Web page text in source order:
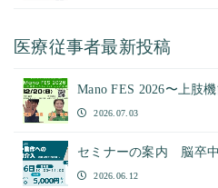
医療従事者最新投稿
Mano FES 2026〜上肢
2026.07.03
セミナーの案内 脳卒
2026.06.12